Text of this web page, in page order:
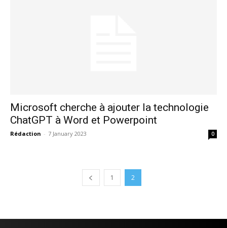
Microsoft cherche à ajouter la technologie
ChatGPT à Word et Powerpoint
Rédaction - 7 January 2023 0
1 2